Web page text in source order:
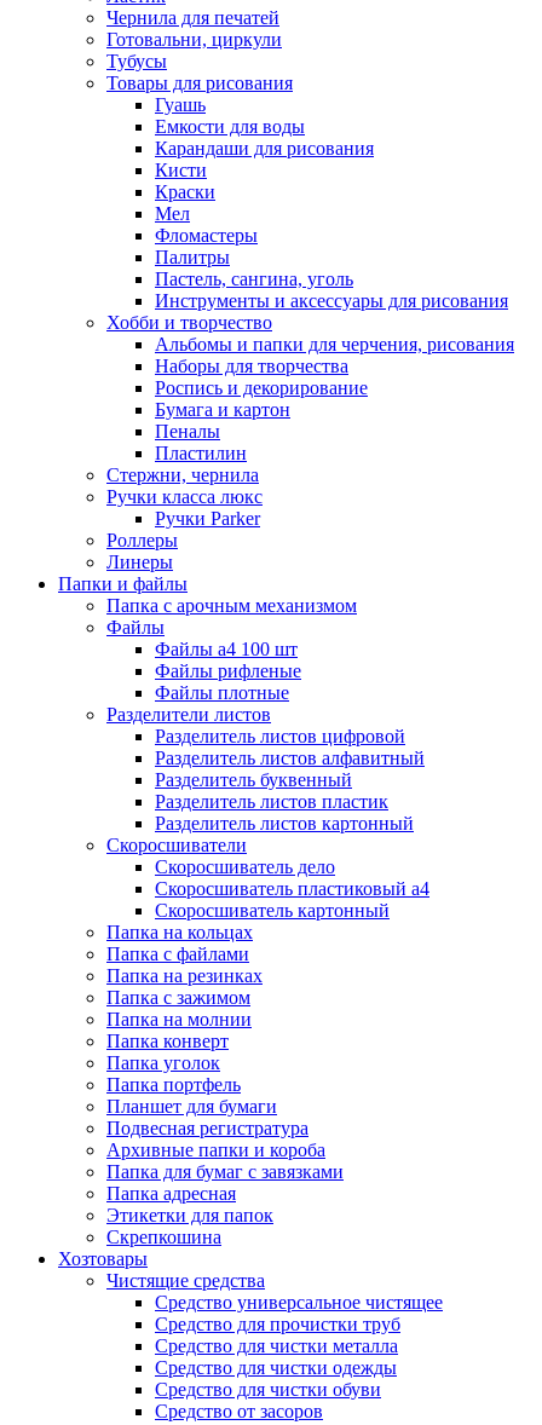
Чернила для печатей
Готовальни, циркули
Тубусы
Товары для рисования
Гуашь
Емкости для воды
Карандаши для рисования
Кисти
Краски
Мел
Фломастеры
Палитры
Пастель, сангина, уголь
Инструменты и аксессуары для рисования
Хобби и творчество
Альбомы и папки для черчения, рисования
Наборы для творчества
Роспись и декорирование
Бумага и картон
Пеналы
Пластилин
Стержни, чернила
Ручки класса люкс
Ручки Parker
Роллеры
Линеры
Папки и файлы
Папка с арочным механизмом
Файлы
Файлы а4 100 шт
Файлы рифленые
Файлы плотные
Разделители листов
Разделитель листов цифровой
Разделитель листов алфавитный
Разделитель буквенный
Разделитель листов пластик
Разделитель листов картонный
Скоросшиватели
Скоросшиватель дело
Скоросшиватель пластиковый а4
Скоросшиватель картонный
Папка на кольцах
Папка с файлами
Папка на резинках
Папка с зажимом
Папка на молнии
Папка конверт
Папка уголок
Папка портфель
Планшет для бумаги
Подвесная регистратура
Архивные папки и короба
Папка для бумаг с завязками
Папка адресная
Этикетки для папок
Скрепкошина
Хозтовары
Чистящие средства
Средство универсальное чистящее
Средство для прочистки труб
Средство для чистки металла
Средство для чистки одежды
Средство для чистки обуви
Средство от засоров